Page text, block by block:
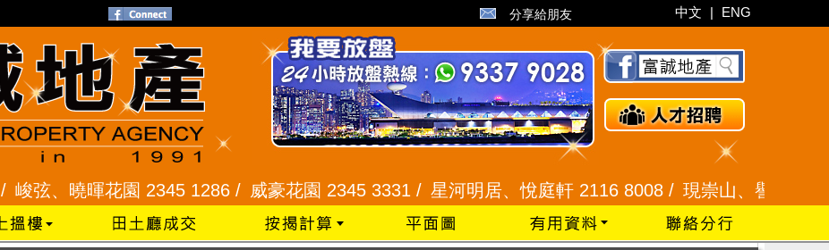
分享給朋友 中文 | ENG
峻弦、曉暉花園 2345 1286 / 威豪花園 2345 3331 / 星河明居、悅庭軒 2116 8008 / 現崇山、譽港灣